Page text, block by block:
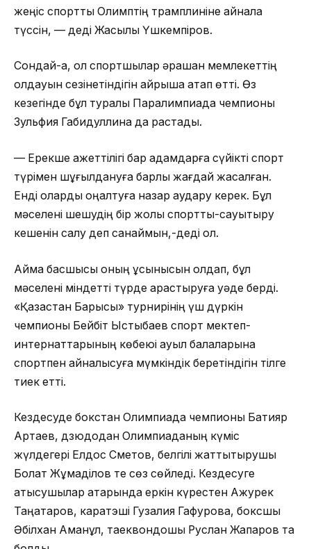
жеңіс спорттық Олимптің трамплиніне айнала
түссін, — деді Жақсылық Үшкемпіров.
Сондай-ақ, ол спортшылар әрқашан мемлекеттің
қолдауын сезінетіндігін айрықша атап өтті. Өз
кезегінде бұл туралы Паралимпиада чемпионы
Зульфия Габидуллина да растады.
— Ерекше қажеттілігі бар адамдарға сүйікті спорт
түрімен шұғылдануға барлық жағдай жасалған.
Енді оларды оңалтуға назар аудару керек. Бұл
мәселені шешудің бір жолы спорттық-сауықтыру
кешенін салу деп санаймын,-деді ол.
Аймақ басшысы оның ұсынысын қолдап, бұл
мәселені міндетті түрде қарастыруға уәде берді.
«Қазақстан Барысы» турнирінің үш дүркін
чемпионы Бейбіт Ыстыбаев спорт мектеп-
интернаттарының көбеюі ауыл балаларына
спортпен айналысуға мүмкіндік беретіндігін тілге
тиек етті.
Кездесуде бокстан Олимпиада чемпионы Бақтияр
Артаев, дзюдодан Олимпиаданың күміс
жүлдегері Елдос Сметов, белгілі жаттықтырушы
Болат Жұмаділов те сөз сөйледі. Кездесуге
қатысушылар қатарында еркін күрестен Ақжурек
Таңатаров, каратэші Гузалия Гафурова, боксшы
Әбілхан Аманқұл, таеквондошы Руслан Жапаров та